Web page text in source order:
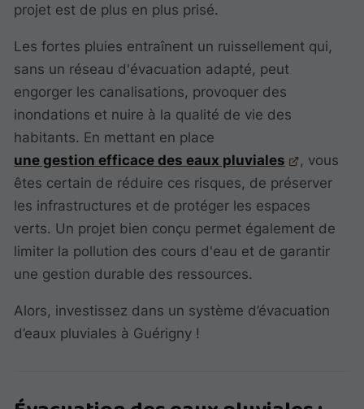
projet est de plus en plus prisé.
Les fortes pluies entraînent un ruissellement qui,
sans un réseau d'évacuation adapté, peut
engorger les canalisations, provoquer des
inondations et nuire à la qualité de vie des
habitants. En mettant en place
une gestion efficace des eaux pluviales
, vous
êtes certain de réduire ces risques, de préserver
les infrastructures et de protéger les espaces
verts. Un projet bien conçu permet également de
limiter la pollution des cours d'eau et de garantir
une gestion durable des ressources.
Alors, investissez dans un système d’évacuation
d’eaux pluviales à Guérigny !